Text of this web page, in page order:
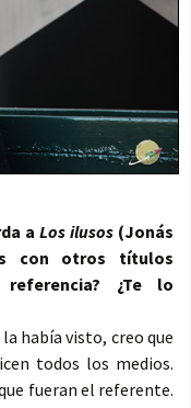
a Los ilusos (Jonás
con otros títulos
¿Te lo
había visto, creo que
todos los medios.
fueran el referente.